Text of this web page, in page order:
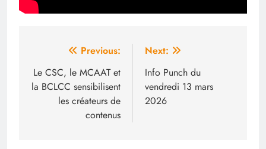
Navigation
de
l’article
Previous:
Le CSC, le MCAAT et
la BCLCC sensibilisent
les créateurs de
contenus
Next:
Info Punch du
vendredi 13 mars
2026